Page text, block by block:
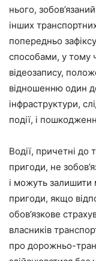
нього,
інших
попередньо
способами, у тому
відеозапису,
відношенню один
інфраструктури,
події, і
Водії, причетні до
пригоди, не
і можуть залишити
пригоди, якщо
обов’язкове
власників
про дорожньо-